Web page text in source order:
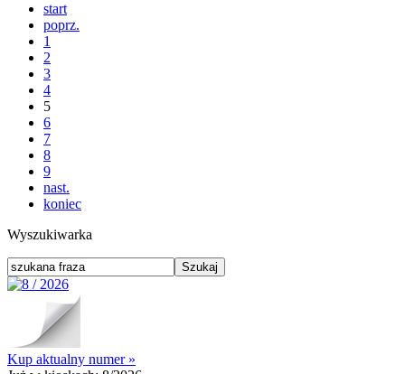
start
poprz.
1
2
3
4
5
6
7
8
9
nast.
koniec
Wyszukiwarka
Kup aktualny numer »